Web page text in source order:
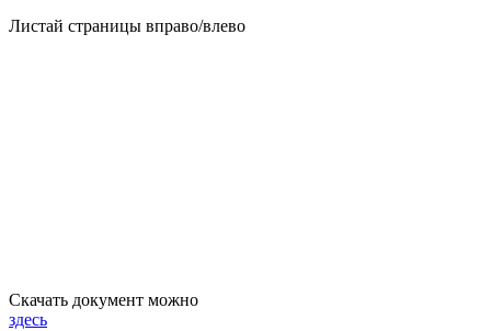
Листай страницы вправо/влево
Скачать документ можно
здесь